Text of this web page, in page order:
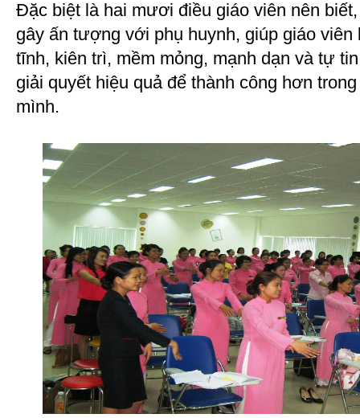
Đặc biệt là hai mươi điều giáo viên nên
gây ấn tượng với phụ huynh, giúp giáo viên
tĩnh, kiên trì, mềm mỏng, mạnh dạn và tự
giải quyết hiệu quả để thành công hơn
mình.